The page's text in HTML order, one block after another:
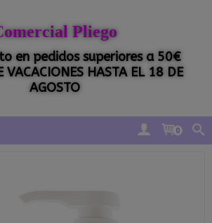
Pliego
en pedidos superiores a 50€
VACACIONES HASTA EL 18 DE
AGOSTO
0